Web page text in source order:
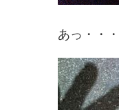
あっ・・